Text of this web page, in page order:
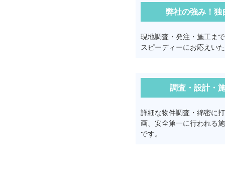
弊社の強み！独
現地調査・発注・施工ま
スピーディーにお応えい
調査・設計・
詳細な物件調査・綿密に
画、安全第一に行われる
です。